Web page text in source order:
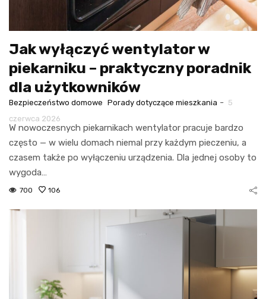
Jak wyłączyć wentylator w
piekarniku – praktyczny poradnik
dla użytkowników
Bezpieczeństwo domowe Porady dotyczące mieszkania - 5
czerwca 2026
W nowoczesnych piekarnikach wentylator pracuje bardzo
często — w wielu domach niemal przy każdym pieczeniu, a
czasem także po wyłączeniu urządzenia. Dla jednej osoby to
wygoda…
700 106